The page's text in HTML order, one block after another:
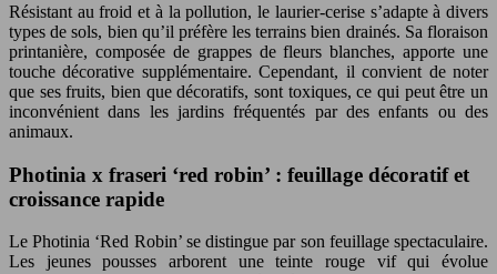
Résistant au froid et à la pollution, le laurier-cerise s’adapte à divers
types de sols, bien qu’il préfère les terrains bien drainés. Sa floraison
printanière, composée de grappes de fleurs blanches, apporte une
touche décorative supplémentaire. Cependant, il convient de noter
que ses fruits, bien que décoratifs, sont toxiques, ce qui peut être un
inconvénient dans les jardins fréquentés par des enfants ou des
animaux.
Photinia x fraseri ‘red robin’ : feuillage décoratif et
croissance rapide
Le Photinia ‘Red Robin’ se distingue par son feuillage spectaculaire.
Les jeunes pousses arborent une teinte rouge vif qui évolue